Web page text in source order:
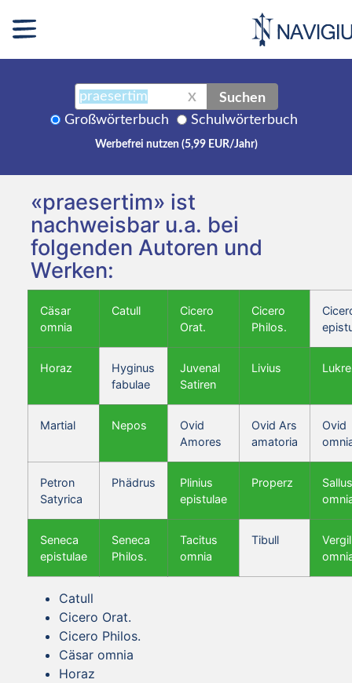
X Suchen
Großwörterbuch Schulwörterbuch
Werbefrei nutzen (5,99 EUR/Jahr)
«praesertim» ist
nachweisbar u.a. bei
folgenden Autoren und
Werken:
Cäsar
omnia
Catull
Cicero
Orat.
Cicero
Philos.
Horaz
Hyginus
fabulae
Juvenal
Satiren
Livius
Martial Nepos
Ovid
Amores
Ovid Ars
amatoria
Ovid
Petron
Satyrica
Phädrus
Plinius
epistulae
Properz
Seneca
epistulae
Seneca
Philos.
Tacitus
omnia
Tibull
Vergil
Catull
Cicero Orat.
Cicero Philos.
Cäsar omnia
Horaz